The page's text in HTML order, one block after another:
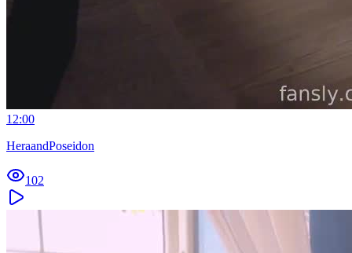
12:00
HeraandPoseidon
102